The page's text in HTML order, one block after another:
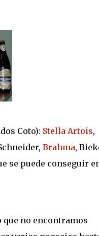
Coto): Stella Artois,
Brahma,
se puede conseguir
que no encontramos